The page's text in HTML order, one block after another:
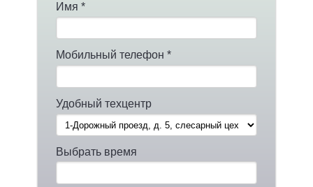
Имя *
Мобильный телефон *
Удобный техцентр
Выбрать время